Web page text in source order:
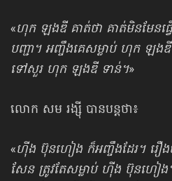
«ហុក ឡងឌី គាត់ថា គាត់មិនមែនធ្
បញ្ជា។ អញ្ចឹងគេសម្លាប់ ហុក ឡងឌី ធ្
ទៅសួរ ហុក ឡងឌី ទាន់។»
លោក សម រង្ស៊ី បានបន្តថា៖
«ហ៊ីង ប៊ុនហៀង ក៏អញ្ចឹងដែរ។ រឿ
សែន ត្រូវតែសម្លាប់ ហ៊ីង ប៊ុនហៀង